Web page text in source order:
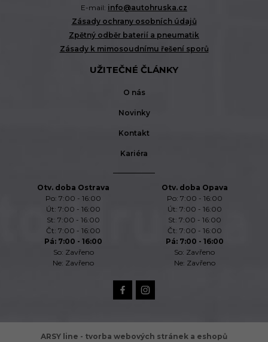
E-mail: info@autohruska.cz
Zásady ochrany osobních údajů
Zpětný odběr baterií a pneumatik
Zásady k mimosoudnímu řešení sporů
UŽITEČNÉ ČLÁNKY
O nás
Novinky
Kontakt
Kariéra
Otv. doba Ostrava
Po: 7:00 - 16:00
Út: 7:00 - 16:00
St: 7:00 - 16:00
Čt: 7:00 - 16:00
Pá: 7:00 - 16:00
So: Zavřeno
Ne: Zavřeno
Otv. doba Opava
Po: 7:00 - 16:00
Út: 7:00 - 16:00
St: 7:00 - 16:00
Čt: 7:00 - 16:00
Pá: 7:00 - 16:00
So: Zavřeno
Ne: Zavřeno
ARSY line - tvorba webových stránek a eshopů